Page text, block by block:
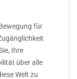
für
Ihre
über alle
Welt zu